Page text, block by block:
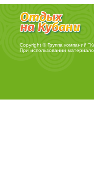
Copyright © Группа компаний
При использовании